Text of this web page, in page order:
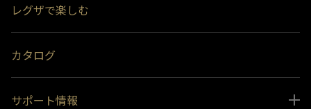
受賞履歴
レグザで楽しむ
カタログ
サポート情報